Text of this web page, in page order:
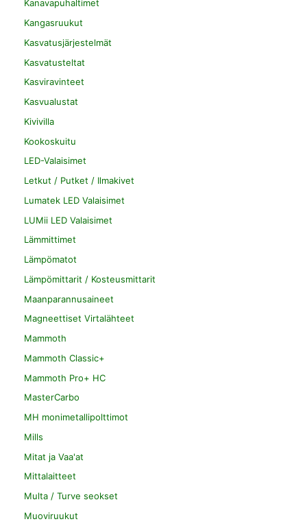
Kanavapuhaltimet
Kangasruukut
Kasvatusjärjestelmät
Kasvatusteltat
Kasviravinteet
Kasvualustat
Kivivilla
Kookoskuitu
LED-Valaisimet
Letkut / Putket / Ilmakivet
Lumatek LED Valaisimet
LUMii LED Valaisimet
Lämmittimet
Lämpömatot
Lämpömittarit / Kosteusmittarit
Maanparannusaineet
Magneettiset Virtalähteet
Mammoth
Mammoth Classic+
Mammoth Pro+ HC
MasterCarbo
MH monimetallipolttimot
Mills
Mitat ja Vaa'at
Mittalaitteet
Multa / Turve seokset
Muoviruukut